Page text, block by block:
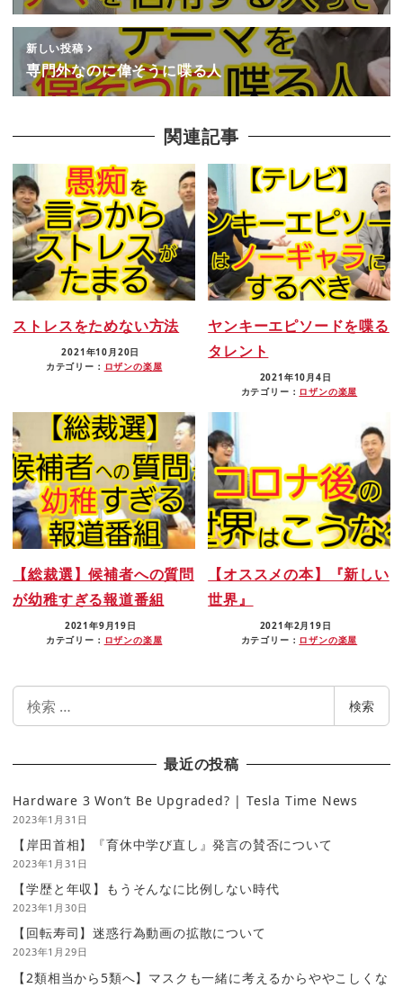
新しい投稿
専門外なのに偉そうに喋る人
関連記事
ストレスをためない方法
2021年10月20日
カテゴリー： ロザンの楽屋
ヤンキーエピソードを喋る
タレント
2021年10月4日
カテゴリー： ロザンの楽屋
【総裁選】候補者への質問
が幼稚すぎる報道番組
2021年9月19日
カテゴリー： ロザンの楽屋
【オススメの本】『新しい
世界』
2021年2月19日
カテゴリー： ロザンの楽屋
検索
最近の投稿
Hardware 3 Won’t Be Upgraded? | Tesla Time News
2023年1月31日
【岸田首相】『育休中学び直し』発言の賛否について
2023年1月31日
【学歴と年収】もうそんなに比例しない時代
2023年1月30日
【回転寿司】迷惑行為動画の拡散について
2023年1月29日
【2類相当から5類へ】マスクも一緒に考えるからややこしくな